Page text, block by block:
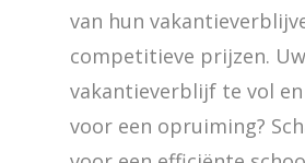
van hun
competitieve prijzen. Uw
vakantieverblijf te vol
voor een opruiming?